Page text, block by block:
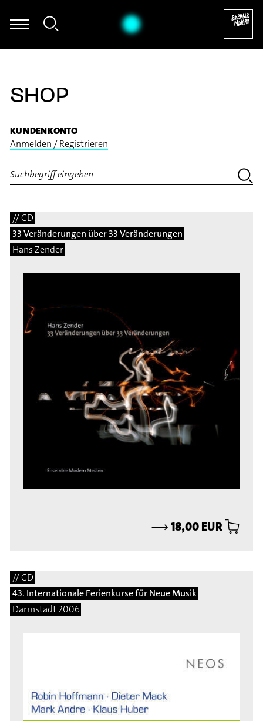
Dietmar Wiesner - Soundskultpur
SHOP
KUNDENKONTO
Anmelden / Registrieren
// CD
33 Veränderungen über 33 Veränderungen
Hans Zender
⟶18,00 EUR
// CD
43. Internationale Ferienkurse für Neue Musik
Darmstadt 2006